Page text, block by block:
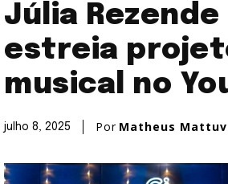
Júlia Rezende
estreia
musical no
julho 8, 2025 Por Matheus